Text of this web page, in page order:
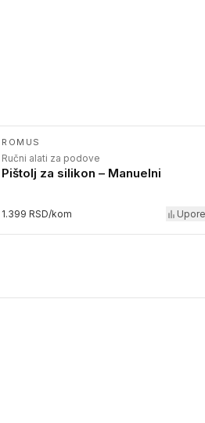
ROMUS
Ručni alati za podove
Pištolj za silikon – Manuelni
1.399 RSD/kom